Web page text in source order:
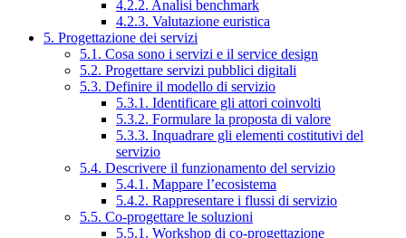
4.2.2. Analisi benchmark
4.2.3. Valutazione euristica
5. Progettazione dei servizi
5.1. Cosa sono i servizi e il service design
5.2. Progettare servizi pubblici digitali
5.3. Definire il modello di servizio
5.3.1. Identificare gli attori coinvolti
5.3.2. Formulare la proposta di valore
5.3.3. Inquadrare gli elementi costitutivi del
servizio
5.4. Descrivere il funzionamento del servizio
5.4.1. Mappare l’ecosistema
5.4.2. Rappresentare i flussi di servizio
5.5. Co-progettare le soluzioni
5.5.1. Workshop di co-progettazione